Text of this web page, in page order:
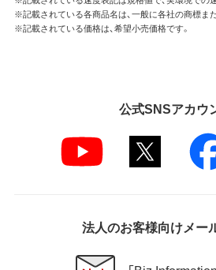
※記載されている各商品名は、一般に各社の商標ま
※記載されている価格は、希望小売価格です。
公式SNSアカウ
法人のお客様向けメー